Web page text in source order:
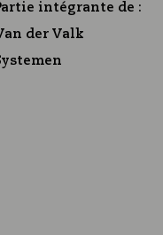
intégrante de :
der Valk